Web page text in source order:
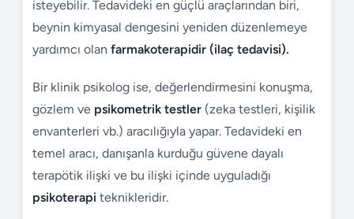
isteyebilir. Tedavideki en güçlü araçlarından biri,
beynin kimyasal dengesini yeniden düzenlemeye
yardımcı olan farmakoterapidir (ilaç tedavisi).
Bir klinik psikolog ise, değerlendirmesini konuşma,
gözlem ve psikometrik testler (zeka testleri, kişilik
envanterleri vb.) aracılığıyla yapar. Tedavideki en
temel aracı, danışanla kurduğu güvene dayalı
terapötik ilişki ve bu ilişki içinde uyguladığı
psikoterapi teknikleridir.